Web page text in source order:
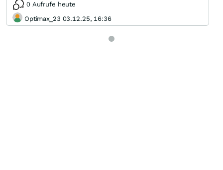
0 Aufrufe heute
Optimax_23 03.12.25, 16:36